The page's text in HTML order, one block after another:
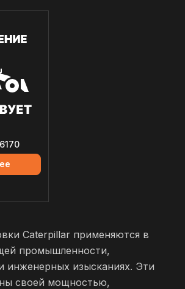
Caterpillar применяются в
промышленности,
инженерных изысканиях. Эти
своей мощностью,